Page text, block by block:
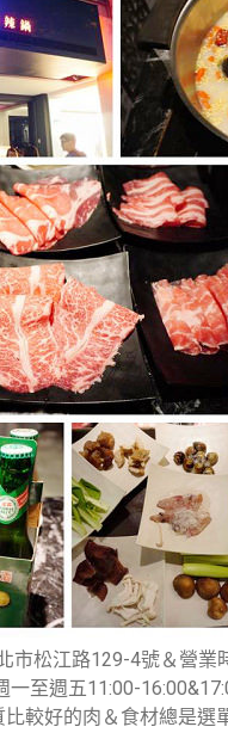
市松江路129-4號＆營業
一至週五11:00-
較好的肉＆食材總是選